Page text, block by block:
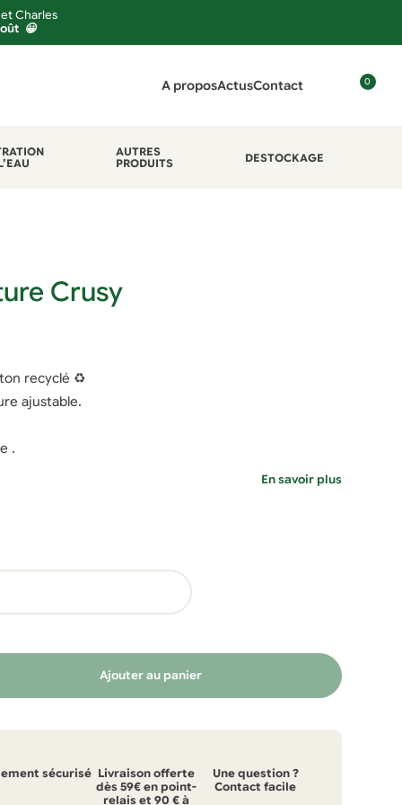
Charles
😀
A proposActusContact
n
0
AUTRES
PRODUITS
DESTOCKAGE
Crusy
recyclé ♻
ajustable.
.
En savoir plus
Ajouter au panier
sécurisé Livraison offerte
dès 59€ en point-
relais et 90 € à
Une question ?
Contact facile